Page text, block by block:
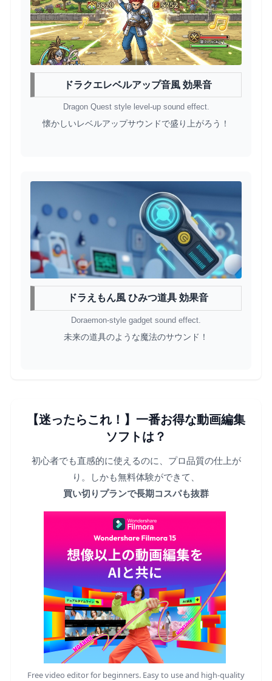
ドラクエレベルアップ音風 効果音
Dragon Quest style level-up sound effect.
懐かしいレベルアップサウンドで盛り上がろう！
ドラえもん風 ひみつ道具 効果音
Doraemon-style gadget sound effect.
未来の道具のような魔法のサウンド！
【迷ったらこれ！】一番お得な動画編集
ソフトは？
初心者でも直感的に使えるのに、プロ品質の仕上が
り。しかも無料体験ができて、
買い切りプランで長期コスパも抜群
Free video editor for beginners. Easy to use and high-quality